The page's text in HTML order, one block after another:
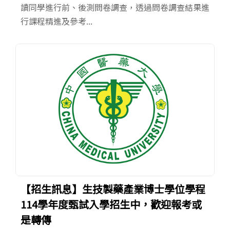
讀同學進行前、後測問卷調查，透過問卷調查結果進
行課程精進及參考...
【招生訊息】生技製藥產業博士學位學程
114學年度甄試入學招生中，歡迎報考或
是轉傳